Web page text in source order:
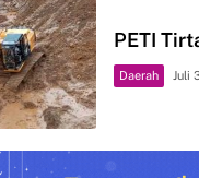
PETI
Daerah Juli